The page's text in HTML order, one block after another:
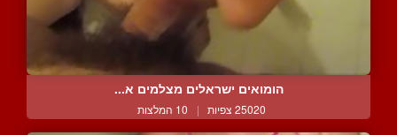
הומואים ישראלים מצלמים א...
25020 צפיות | 10 המלצות